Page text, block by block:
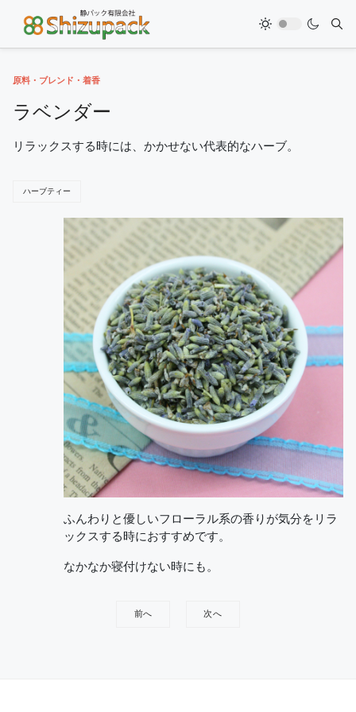
原料・ブレンド・着香
ラベンダー
リラックスする時には、かかせない代表的なハーブ。
ハーブティー
ふんわりと優しいフローラル系の香りが気分をリラ
ックスする時におすすめです。
なかなか寝付けない時にも。
前へ 次へ